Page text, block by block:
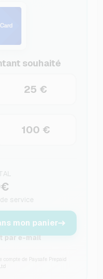
souhaité
25 €
100 €
service
mon panier
par e-mail
de Paysafe Prepaid